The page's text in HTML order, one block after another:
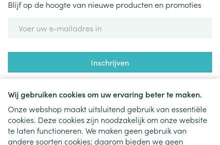
Wij gebruiken cookies om uw ervaring beter te maken.
Onze webshop maakt uitsluitend gebruik van essentiële
cookies. Deze cookies zijn noodzakelijk om onze website
te laten functioneren. We maken geen gebruik van
andere soorten cookies; daarom bieden we geen
Blijf op de hoogte van nieuwe producten en promoties
Inschrijven
nieuwsbrief en gaat u akkoord met onzeprivacy policy.